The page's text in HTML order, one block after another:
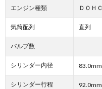
エンジン種類 ＤＯＨＣ
気筒配列 直列
バルブ数
シリンダー内径 83.0mm
シリンダー行程 92.0mm